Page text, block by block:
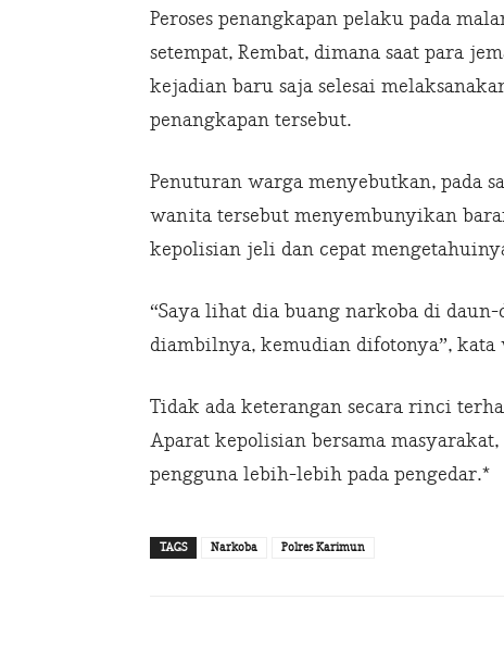
Peroses penangkapan pelaku pada
setempat, Rembat, dimana saat para
kejadian baru saja selesai
penangkapan tersebut.
Penuturan warga menyebutkan, pada
wanita tersebut menyembunyikan
kepolisian jeli dan cepat
“Saya lihat dia buang narkoba di
diambilnya, kemudian difotonya”, kata
Tidak ada keterangan secara rinci
Aparat kepolisian bersama
pengguna lebih-lebih pada pengedar.*
TAGS Narkoba Polres Karimun